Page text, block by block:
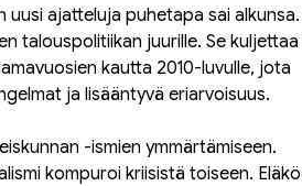
uusi ajatteluja puhetapa sai alkunsa.
talouspolitiikan juurille. Se kuljettaa
kautta 2010-luvulle, jota
ja lisääntyvä eriarvoisuus.
-ismien ymmärtämiseen.
kompuroi kriisistä toiseen.